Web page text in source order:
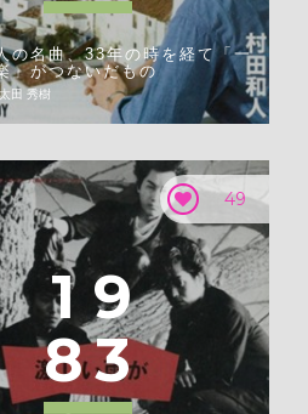
の名曲、33年の時を経て「一
」がつないだもの
田 秀樹
49
1 9
83